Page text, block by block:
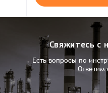
Свяжитесь с
Есть вопросы по
Ответим